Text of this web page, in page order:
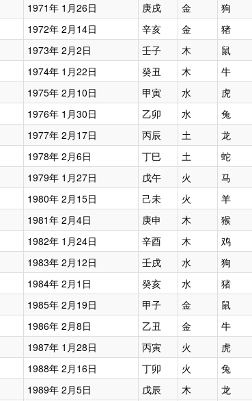
1971年 1月26日 庚戌 金
狗
1972年 2月14日 辛亥 金
猪
1973年 2月2日 壬子 木
鼠
1974年 1月22日 癸丑 木
牛
1975年 2月10日 甲寅 水
虎
1976年 1月30日 乙卯 水
兔
1977年 2月17日 丙辰 土
龙
1978年 2月6日 丁巳 土
蛇
1979年 1月27日 戊午 火
马
1980年 2月15日 己未 火
羊
1981年 2月4日 庚申 木
猴
1982年 1月24日 辛酉 木
鸡
1983年 2月12日 壬戌 水
狗
1984年 2月1日 癸亥 水
猪
1985年 2月19日 甲子 金
鼠
1986年 2月8日 乙丑 金
牛
1987年 1月28日 丙寅 火
虎
1988年 2月16日 丁卯 火
兔
1989年 2月5日 戊辰 木
龙